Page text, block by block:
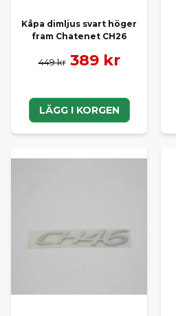
Kåpa dimljus svart höger
fram Chatenet CH26
449 kr 389 kr
LÄGG I KORGEN